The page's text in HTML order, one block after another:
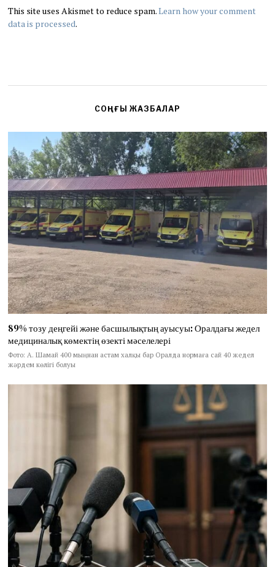
This site uses Akismet to reduce spam.Learn how your comment
data is processed.
СОҢҒЫ ЖАЗБАЛАР
89% тозу деңгейі және басшылықтың ауысуы: Оралдағы жедел
медициналық көмектің өзекті мәселелері
Фото: А. Шамай 400 мыңнан астам халқы бар Оралда нормаға сай 40 жедел
жәрдем көлігі болуы